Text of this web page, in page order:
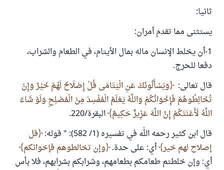
ثانيا:
يستثنى مما تقدم أمران:
1-أن يخلط الإنسان ماله بمال الأيتام، في الطعام والشراب،
دفعا للحرج.
قال تعالى:
وَيَسْأَلُونَكَ عَنِ الْيَتَامَى قُلْ إِصْلَاحٌ لَهُمْ خَيْرٌ وَإِنْ
تُخَالِطُوهُمْ فَإِخْوَانُكُمْ وَاللَّهُ يَعْلَمُ الْمُفْسِدَ مِنْ الْمُصْلِحِ وَلَوْ شَاءَ
اللَّهُ لَأَعْنَتَكُمْ إِنَّ اللَّهَ عَزِيزٌ حَكِيمٌ البقرة/220.
قال ابن كثير رحمه الله في تفسيره (1/ 582): " قوله:
قل
إصلاح لهم خير أي: على حدة. وإن تخالطوهم فإخوانكم
أي: وإن خلطتم طعامكم بطعامهم، وشرابكم بشرابهم، فلا بأس